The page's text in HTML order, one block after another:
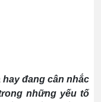
đang cân nhắc
những yếu tố